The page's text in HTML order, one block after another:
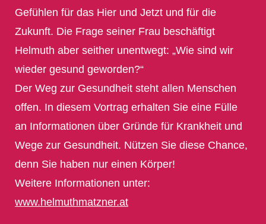
Gefühlen für das Hier und Jetzt und für die
Zukunft. Die Frage seiner Frau beschäftigt
Helmuth aber seither unentwegt: „Wie sind wir
wieder gesund geworden?“
Der Weg zur Gesundheit steht allen Menschen
offen. In diesem Vortrag erhalten Sie eine Fülle
an Informationen über Gründe für Krankheit und
Wege zur Gesundheit. Nützen Sie diese Chance,
denn Sie haben nur einen Körper!
Weitere Informationen unter:
www.helmuthmatzner.at